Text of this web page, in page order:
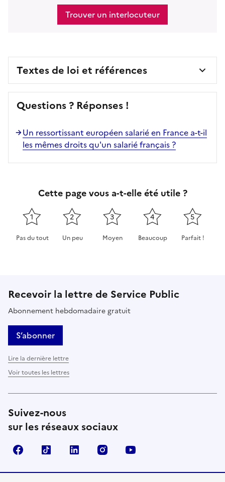
Trouver un interlocuteur
Textes de loi et références
Questions ? Réponses !
Un ressortissant européen salarié en France a-t-il
les mêmes droits qu'un salarié français ?
Cette page vous a-t-elle été utile ?
1
Pas du tout
2
Un peu
3
Moyen
4
Beaucoup
5
Parfait !
Recevoir la lettre de Service Public
Abonnement hebdomadaire gratuit
S’abonner
Lire la dernière lettre
Voir toutes les lettres
Suivez-nous
sur les réseaux sociaux
FacebookTikTok LinkedIn Instagram